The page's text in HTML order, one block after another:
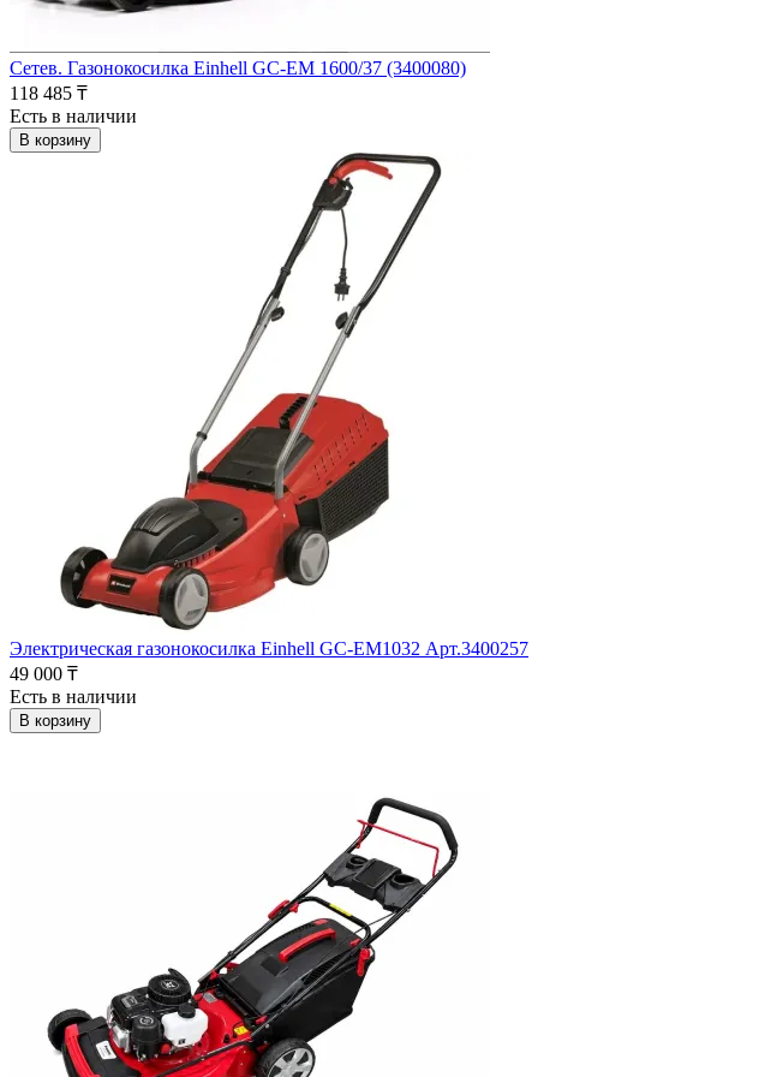
Сетев. Газонокосилка Einhell GC-EM 1600/37 (3400080)
118 485 ₸
Есть в наличии
В корзину
Электрическая газонокосилка Einhell GC-EM1032 Арт.3400257
49 000 ₸
Есть в наличии
В корзину